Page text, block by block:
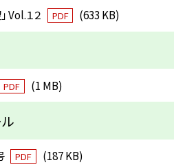
Vol.１２
PDF (633 KB)
PDF (1 MB)
PDF (187 KB)